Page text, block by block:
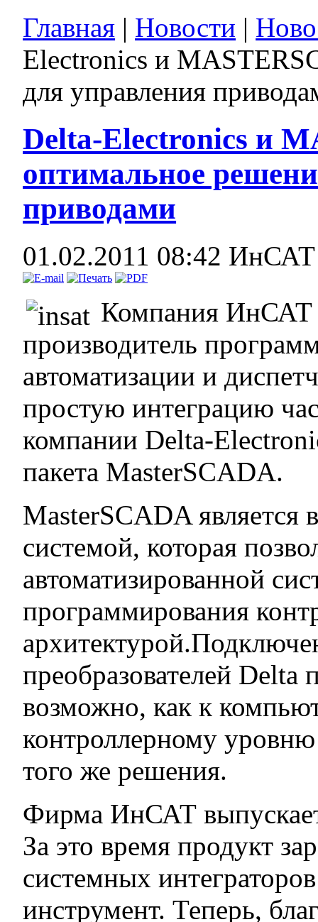
Главная | Новости |
Electronics и
для управления
Delta-Electronics и
оптимальное
приводами
01.02.2011 08:42
Компания ИнСАТ
производитель
автоматизации и
простую интеграцию
компании Delta-
пакета MasterSCADA.
MasterSCADA является
системой, которая
автоматизированной
программирования
преобразователей
возможно, как к
контроллерному
того же решения.
Фирма ИнСАТ
За это время продукт
системных
инструмент. Теперь,